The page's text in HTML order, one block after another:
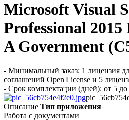
Microsoft Visual
Professional
A Government
- Минимальный заказ: 1 лицензия
соглашений Open License и 5
- Срок комплектации (дней): от 5 до
Описание Тип приложения
Работа с документами